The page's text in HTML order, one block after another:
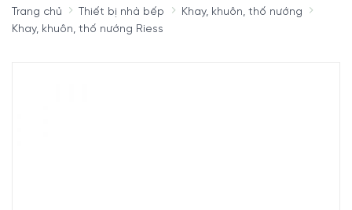
Trang chủ Thiết bị nhà bếp
Khay, khuôn, thố nướng
Khay, khuôn, thố nướng Riess